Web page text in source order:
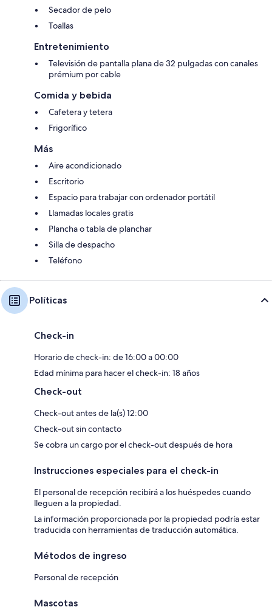
Secador de pelo
Toallas
Entretenimiento
Televisión de pantalla plana de 32 pulgadas con canales
prémium por cable
Comida y bebida
Cafetera y tetera
Frigorífico
Más
Aire acondicionado
Escritorio
Espacio para trabajar con ordenador portátil
Llamadas locales gratis
Plancha o tabla de planchar
Silla de despacho
Teléfono
Políticas
Check-in
Horario de check-in: de 16:00 a 00:00
Edad mínima para hacer el check-in: 18 años
Check-out
Check-out antes de la(s) 12:00
Check-out sin contacto
Se cobra un cargo por el check-out después de hora
Instrucciones especiales para el check-in
El personal de recepción recibirá a los huéspedes cuando
lleguen a la propiedad.
La información proporcionada por la propiedad podría estar
traducida con herramientas de traducción automática.
Métodos de ingreso
Personal de recepción
Mascotas